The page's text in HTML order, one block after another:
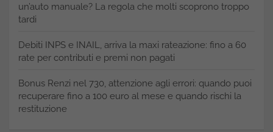
un’auto manuale? La regola che molti scoprono troppo
tardi
Debiti INPS e INAIL, arriva la maxi rateazione: fino a 60
rate per contributi e premi non pagati
Bonus Renzi nel 730, attenzione agli errori: quando puoi
recuperare fino a 100 euro al mese e quando rischi la
restituzione